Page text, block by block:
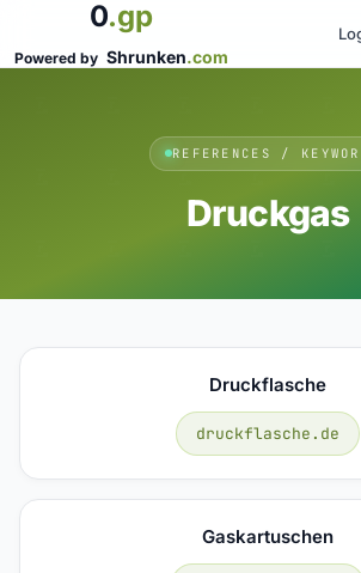
0.gp
Powered by Shrunken.com
REFERENCES /
Druckgas
Druckflasche
druckflasche.de
Gaskartuschen